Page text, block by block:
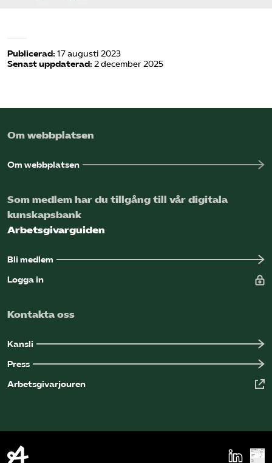
Logga in på Arbetsgivarguiden
Sök på kompetensforetagen.se
In english
Publicerad: 17 augusti 2023
Senast uppdaterad: 2 december 2025
Om webbplatsen
Om webbplatsen
Som medlem har du tillgång till vår digitala
kunskapsbank
Arbetsgivarguiden
Bli medlem
Logga in
Kontakta oss
Kansli
Press
Arbetsgivarjouren